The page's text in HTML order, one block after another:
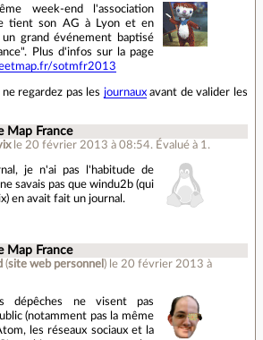
week-end l'association
tient son AG à Lyon et en
grand événement baptisé
Plus d'infos sur la page
sotmfr2013
regardez pas les journauxavant de valider les
Map France
le 20 février 2013 à 08:54. Évalué à 1.
je n'ai pas l'habitude de
savais pas que windu2b (qui
en avait fait un journal.
Map France
(site web personnel ) le 20 février 2013 à
dépêches ne visent pas
(notamment pas la même
les réseaux sociaux et la